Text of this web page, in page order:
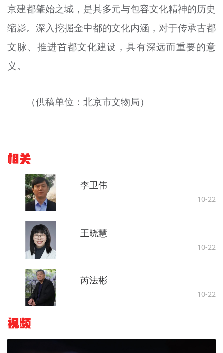
京建都肇始之城，是其多元与包容文化精神的历史
缩影。深入挖掘金中都的文化内涵，对于传承古都
文脉、推进首都文化建设，具有深远而重要的意
义。
（供稿单位：北京市文物局）
相关
李卫伟
10-22
王晓慧
10-22
芮法彬
10-22
视频